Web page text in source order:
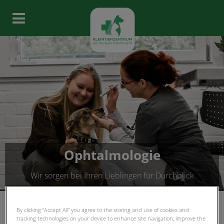
Homepage Kleintierzentrum
Ophtalmologie
Wir sorgen bei Ihren Lieblingen für Durchblick
By clicking “Accept All” you agree to the storing and use of cookies and
tracking technologies on your device to enhance site navigation, improve the